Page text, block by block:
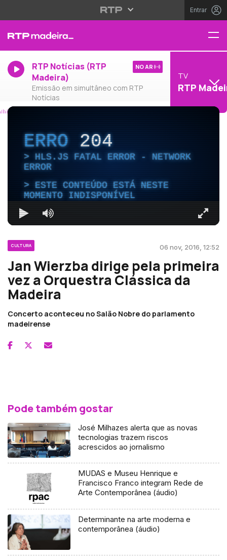
Entrar
RTP Notícias (RTP
Madeira)
Emissão em simultâneo com RTP
Notícias
NO AR
TV
RTP
ERRO204
HLS.JS FATAL ERROR - NETWORK
ERROR
ESTE CONTEÚDO ESTÁ NESTE
MOMENTO INDISPONÍVEL
CULTURA 06 nov, 2016, 12:52
Jan Wierzba dirige pela primeira
vez a Orquestra Clássica da
Madeira
Concerto aconteceu no Salão Nobre do parlamento
madeirense
Pode também gostar
José Milhazes alerta que as novas
tecnologias trazem riscos
acrescidos ao jornalismo
MUDAS e Museu Henrique e
Francisco Franco integram Rede de
Arte Contemporânea (áudio)
Determinante na arte moderna e
contemporânea (áudio)